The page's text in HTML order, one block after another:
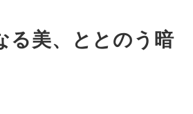
る美、ととのう暗